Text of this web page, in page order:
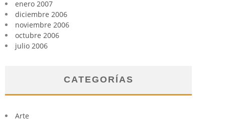
enero 2007
diciembre 2006
noviembre 2006
octubre 2006
julio 2006
CATEGORÍAS
Arte